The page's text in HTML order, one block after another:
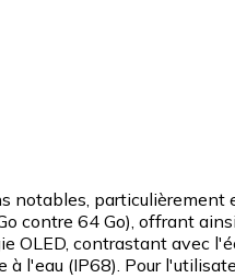
contre 64 Go), offrant
contrastant avec
l'eau (IP68). Pour